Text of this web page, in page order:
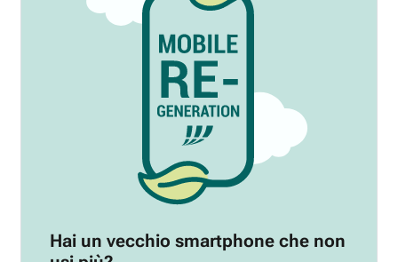
Hai un vecchio smartphone che non